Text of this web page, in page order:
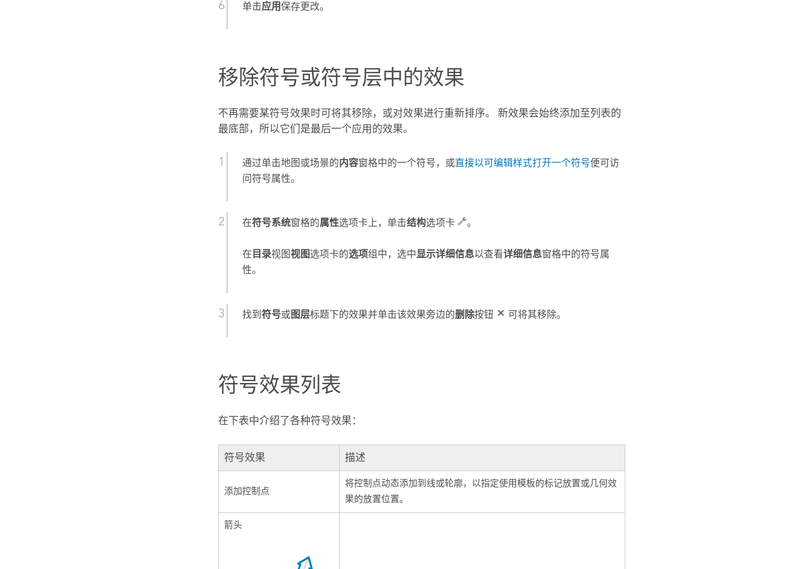
单击应用保存更改。
移除符号或符号层中的效果
不再需要某符号效果时可将其移除，或对效果进行重新排序。 新效果会始终添加至列表的
最底部，所以它们是最后一个应用的效果。
通过单击地图或场景的内容窗格中的一个符号，或直接以可编辑样式打开一个符号便可访
问符号属性。
在符号系统窗格的属性选项卡上，单击结构选项卡 。
在 目录视图视图选项卡的选项组中，选中显示详细信息以查看详细信息窗格中的符号属
性。
找到符号或图层标题下的效果并单击该效果旁边的删除按钮 可将其移除。
符号效果列表
在下表中介绍了各种符号效果：
符号效果 描述
添加控制点
将控制点动态添加到线或轮廓，以指定使用模板的标记放置或几何效
果的放置位置。
箭头